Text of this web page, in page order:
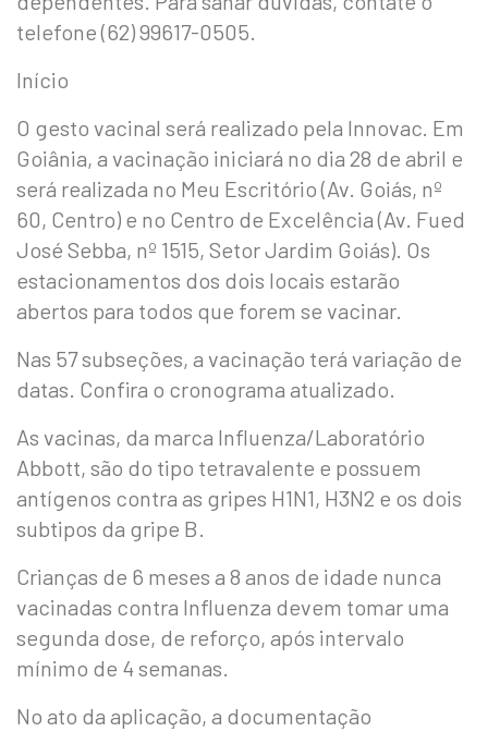
telefone (62) 99617-0505.
Início
O gesto vacinal será realizado pela Innovac. Em
Goiânia, a vacinação iniciará no dia 28 de abril e
será realizada no Meu Escritório (Av. Goiás, nº
60, Centro) e no Centro de Excelência (Av. Fued
José Sebba, nº 1515, Setor Jardim Goiás). Os
estacionamentos dos dois locais estarão
abertos para todos que forem se vacinar.
Nas 57 subseções, a vacinação terá variação de
datas. Confira o cronograma atualizado.
As vacinas, da marca Influenza/Laboratório
Abbott, são do tipo tetravalente e possuem
antígenos contra as gripes H1N1, H3N2 e os dois
subtipos da gripe B.
Crianças de 6 meses a 8 anos de idade nunca
vacinadas contra Influenza devem tomar uma
segunda dose, de reforço, após intervalo
mínimo de 4 semanas.
No ato da aplicação, a documentação